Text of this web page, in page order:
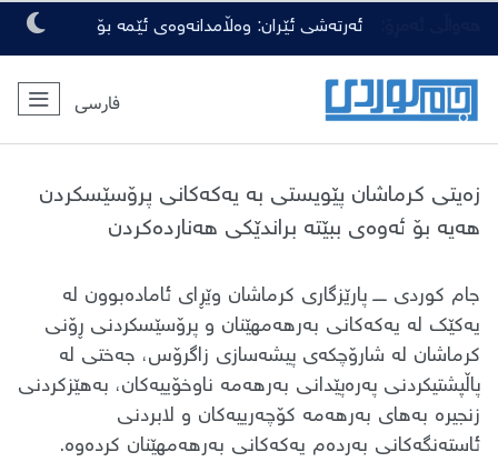
ئەرتەشی ئێران: وەڵامدانەوەی ئێمە بۆ
هەرچەشنە دەستدرێژیەکی دوژمنان، توندتر
و کەمەرشکێنتر دەبێت
فارسی
زەیتی کرماشان پێویستی بە یەکەکانی پرۆسێسکردن
هەیە بۆ ئەوەی ببێتە براندێکی هەناردەکردن
جام کوردی ــــ پارێزگاری کرماشان وێڕای ئامادەبوون لە
یەکێک لە یەکەکانی بەرهەمهێنان و پرۆسێسکردنی ڕۆنی
کرماشان لە شارۆچکەی پیشەسازی زاگرۆس، جەختی لە
پاڵپشتیکردنی پەرەپێدانی بەرهەمە ناوخۆییەکان، بەهێزکردنی
زنجیرە بەهای بەرهەمە کۆچەرییەکان و لابردنی
ئاستەنگەکانی بەردەم یەکەکانی بەرهەمهێنان کردەوە.